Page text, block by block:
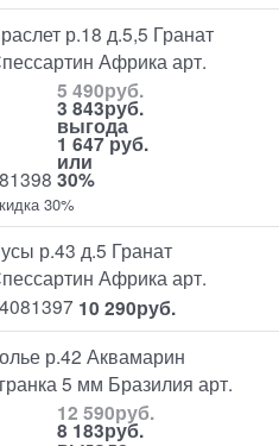
р.18 д.5,5 Гранат
Африка арт.
5 490руб.
3 843руб.
выгода
1 647 руб.
или
30%
30%
р.43 д.5 Гранат
Африка арт.
10 290руб.
р.42 Аквамарин
5 мм Бразилия арт.
12 590руб.
8 183руб.